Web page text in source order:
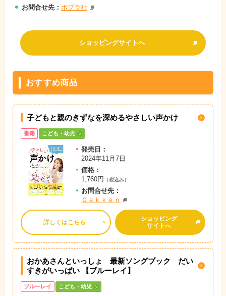
お問合せ先： ポプラ社
ショッピングサイトへ
おすすめ商品
子どもと親のきずなを深めるやさしい声かけ
書籍 こども・幼児
発売日：
2024年11月7日
価格：
1,760円
（税込み）
お問合せ先：
Ｇａｋｋｅｎ
詳しくはこちら
ショッピング
サイトへ
おかあさんといっしょ 最新ソングブック
だい
すきがいっぱい 【ブルーレイ】
ブルーレイ こども・幼児